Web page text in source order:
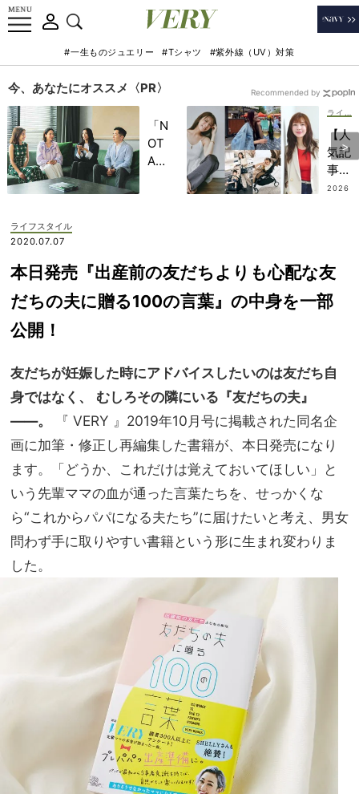
#一生ものジュエリー #Tシャツ #紫外線（UV）対策
今、あなたにオススメ〈PR〉
「N
OT
A
記憶
に一
生残
家族
旅】
を
【人
気記
事ベ
スト
ル
編】
貴島
んが
妊娠
表！
なイ
ンタ
事が
続々
2026
Recommended by
ライフスタイル
2020.07.07
本日発売『出産前の友だちよりも心配な友
だちの夫に贈る100の言葉』の中身を一部
公開！
友だちが妊娠した時にアドバイスしたいのは友だち自
身ではなく、
むしろその隣にいる『友だちの夫』
――。
『 VERY 』2019年10月号に掲載された同名企
画に加筆・修正し再編集した書籍が、本日発売になり
ます。「どうか、これだけは覚えておいてほしい」と
いう先輩ママの血が通った言葉たちを、せっかくな
ら“これからパパになる夫たち”に届けたいと考え、男女
問わず手に取りやすい書籍という形に生まれ変わりま
した。